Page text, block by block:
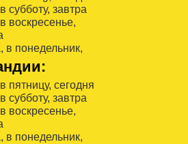
субботу, завтра
воскресенье,
в понедельник,
пятницу, сегодня
субботу, завтра
воскресенье,
в понедельник,